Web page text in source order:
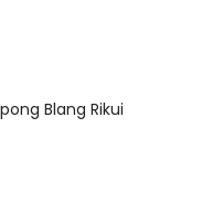
Blang Rikui